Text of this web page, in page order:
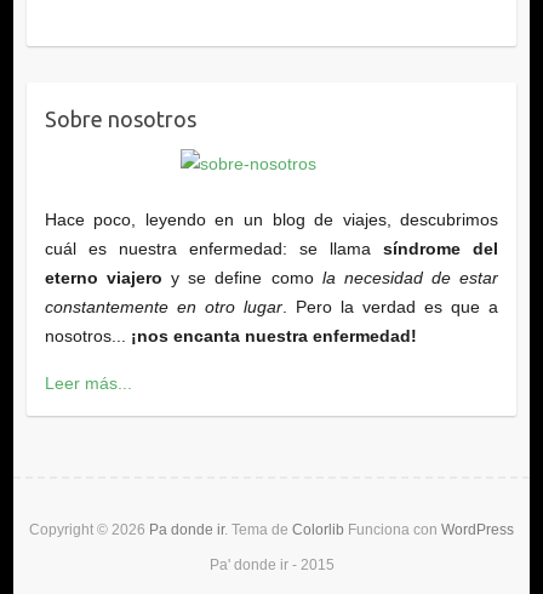
Sobre nosotros
Hace poco, leyendo en un blog de viajes, descubrimos
cuál es nuestra enfermedad: se llamasíndrome del
eterno viajero y se define como la necesidad de estar
constantemente en otro lugar. Pero la verdad es que a
nosotros... ¡nos encanta nuestra enfermedad!
Leer más...
Copyright © 2026 Pa donde ir. Tema de Colorlib Funciona con WordPress
Pa' donde ir - 2015